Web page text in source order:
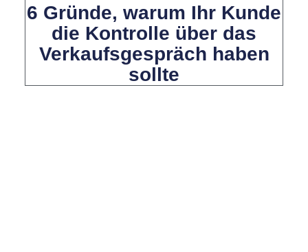
6 Gründe, warum Ihr Kunde
die Kontrolle über das
Verkaufsgespräch haben
sollte